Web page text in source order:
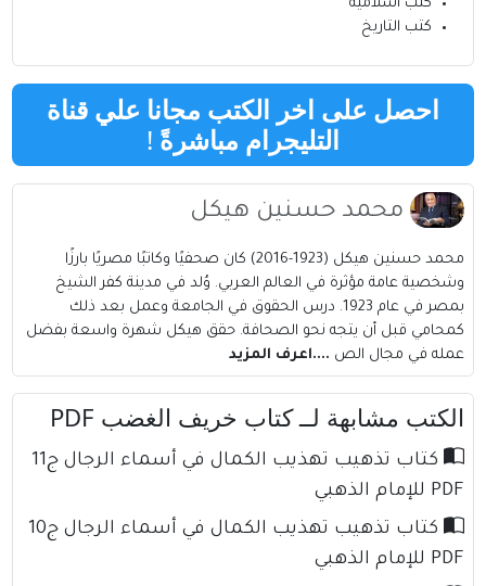
كتب اسلامية
كتب التاريخ
احصل على اخر الكتب مجانا علي قناة
التليجرام مباشرةً !
محمد حسنين هيكل
محمد حسنين هيكل (1923-2016) كان صحفيًا وكاتبًا مصريًا بارزًا
وشخصية عامة مؤثرة في العالم العربي. وُلد في مدينة كفر الشيخ
بمصر في عام 1923. درس الحقوق في الجامعة وعمل بعد ذلك
كمحامي قبل أن يتجه نحو الصحافة. حقق هيكل شهرة واسعة بفضل
عمله في مجال الص ....اعرف المزيد
الكتب مشابهة لــ كتاب خريف الغضب PDF
كتاب تذهيب تهذيب الكمال في أسماء الرجال ج11
PDF للإمام الذهبي
كتاب تذهيب تهذيب الكمال في أسماء الرجال ج10
PDF للإمام الذهبي